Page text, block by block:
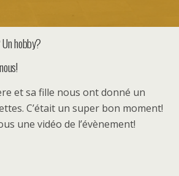
hobby?
et sa fille nous ont donné un
C’était un super bon moment!
une vidéo de l’évènement!